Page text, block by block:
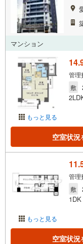
マンション
もっと見る
管理
敷
空室状況
もっと見る
管理
敷
1DK
空室状況